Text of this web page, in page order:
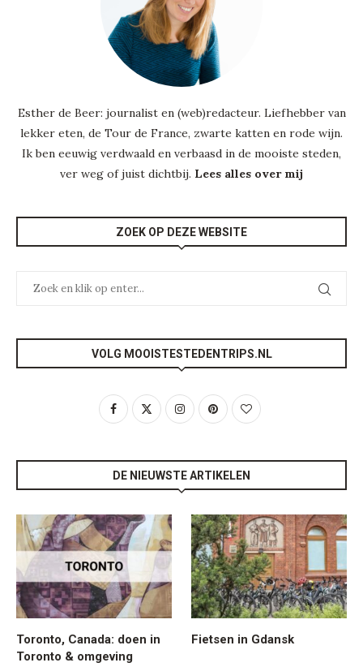
Esther de Beer: journalist en (web)redacteur. Liefhebber van
lekker eten, de Tour de France, zwarte katten en rode wijn.
Ik ben eeuwig verdwaald en verbaasd in de mooiste steden,
ver weg of juist dichtbij. Lees alles over mij
ZOEK OP DEZE WEBSITE
VOLG MOOISTESTEDENTRIPS.NL
DE NIEUWSTE ARTIKELEN
Toronto, Canada: doen in
Toronto & omgeving
Fietsen in Gdansk